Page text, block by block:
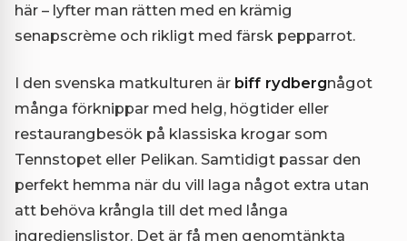
här – lyfter man rätten med en krämig
senapscrème och rikligt med färsk pepparrot.
I den svenska matkulturen är biff rydbergnågot
många förknippar med helg, högtider eller
restaurangbesök på klassiska krogar som
Tennstopet eller Pelikan. Samtidigt passar den
perfekt hemma när du vill laga något extra utan
att behöva krångla till det med långa
ingredienslistor. Det är få men genomtänkta